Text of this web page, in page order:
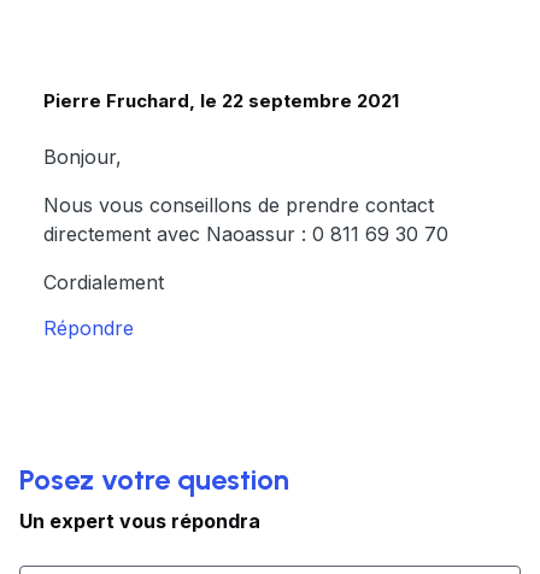
Pierre Fruchard, le 22 septembre 2021
Bonjour,
Nous vous conseillons de prendre contact
directement avec Naoassur : 0 811 69 30 70
Cordialement
Répondre
Posez votre question
Un expert vous répondra